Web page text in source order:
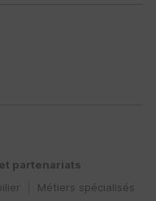
partenariats
Métiers spécialisés